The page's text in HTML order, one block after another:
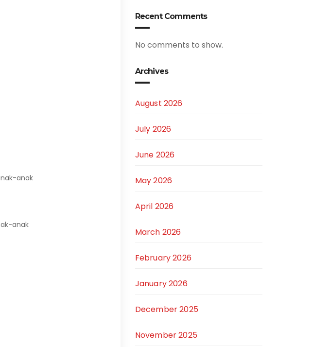
anak
anak
Recent Comments
No comments to show.
Archives
August 2026
July 2026
June 2026
May 2026
April 2026
March 2026
February 2026
January 2026
December 2025
November 2025